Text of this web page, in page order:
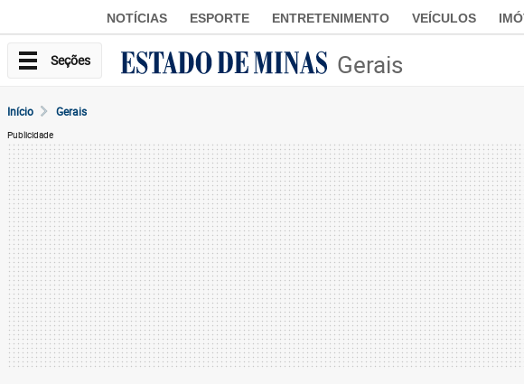
NOTÍCIAS ESPORTE ENTRETENIMENTO VEÍCULOS
Seções Gerais
Início Gerais
Publicidade